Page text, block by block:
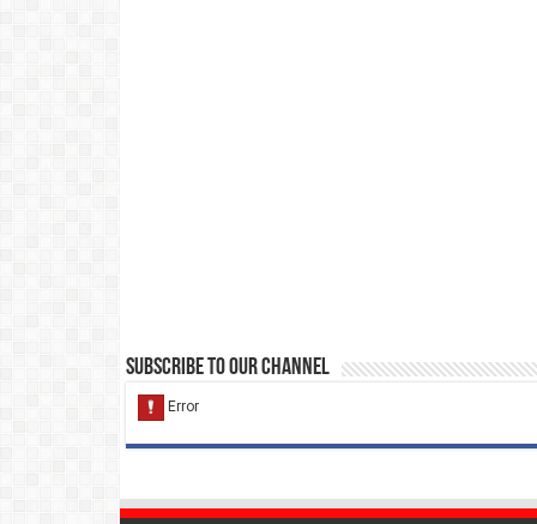
Subscribe to our Channel